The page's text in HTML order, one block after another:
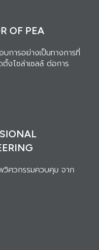
OF PEA
บการอย่างเป็นทางการที่
งโซล่าเซลล์ ต่อการ
วิศวกรรมควบคุม จาก